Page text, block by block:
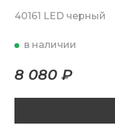
40161 LED черный
в наличии
8 080 ₽